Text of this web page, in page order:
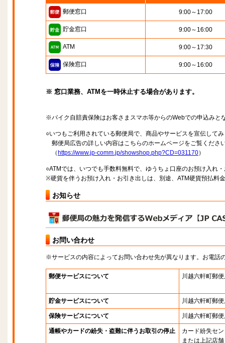
郵便窓口 9:00～17:00
貯金窓口 9:00～16:00
ATM 9:00～17:30
保険窓口 9:00～16:00
※ 窓口業務、ATMを一時休止する場合があります。
※バイク自賠責保険はお客さまスマホ等からのWebでの申込みと
○いつもご利用されている郵便局で、商品やサービスを宣伝して
郵便局広告の詳しい内容はこちらのホームページをご覧くださ
（ https://www.jp-comm.jp/showshop.php?CD=031170）
○ATMでは、いつでも手数料無料で、ゆうちょ口座のお預け入れ
※硬貨を伴うお預け入れ・お引き出しは、別途、ATM硬貨預払料
お知らせ
お問い合わせ
※サービスの内容によってお問い合わせ先が異なります。お電話
郵便サービスについて 川越六軒町郵
貯金サービスについて 川越六軒町郵
保険サービスについて 川越六軒町郵
通帳やカードの紛失・盗難に伴うお取引の停止
カード紛失セ
または上記店舗